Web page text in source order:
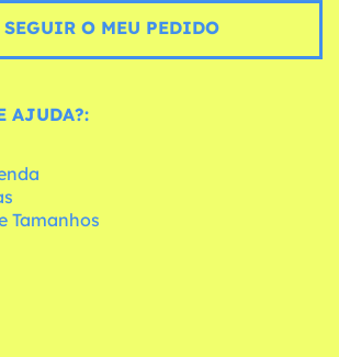
O MEU PEDIDO
AJUDA?:
Tamanhos